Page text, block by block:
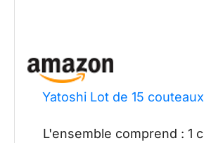
Yatoshi Lot de 15
L'ensemble comprend : 1